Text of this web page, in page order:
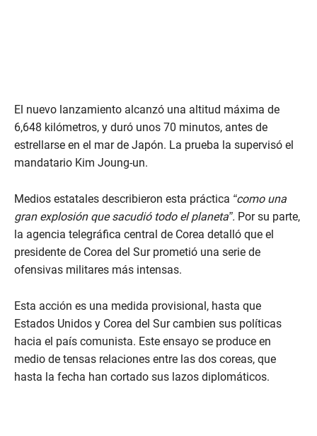
El nuevo lanzamiento alcanzó una altitud máxima de
6,648 kilómetros, y duró unos 70 minutos, antes de
estrellarse en el mar de Japón. La prueba la supervisó el
mandatario Kim Joung-un.
Medios estatales describieron esta práctica “como una
gran explosión que sacudió todo el planeta”. Por su parte,
la agencia telegráfica central de Corea detalló que el
presidente de Corea del Sur prometió una serie de
ofensivas militares más intensas.
Esta acción es una medida provisional, hasta que
Estados Unidos y Corea del Sur cambien sus políticas
hacia el país comunista. Este ensayo se produce en
medio de tensas relaciones entre las dos coreas, que
hasta la fecha han cortado sus lazos diplomáticos.